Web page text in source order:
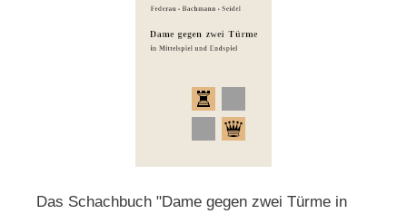
Das Schachbuch "Dame gegen zwei Türme in